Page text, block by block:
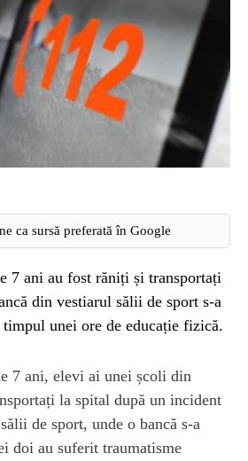
ca sursă preferată în Google
7 ani au fost răniți și transportați
din vestiarul sălii de sport s-a
unei ore de educație fizică.
7 ani, elevi ai unei școli din
la spital după un incident
de sport, unde o bancă s-a
doi au suferit traumatisme